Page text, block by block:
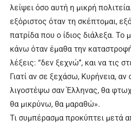
λείψει όσο αυτή η μικρή
εξόριστος όταν τη σκέπτομαι,
πατρίδα που ο ίδιος διάλεξα. Το
κάνω όταν έμαθα την
λέξεις: “δεν ξεχνώ’’, και να τις
Γιατί αν σε ξεχάσω, Κυρήνεια,
λιγοστέψω σαν Έλληνας, θα
θα μικρύνω, θα μαραθώ».
Τι συμπέρασμα προκύπτει μετά